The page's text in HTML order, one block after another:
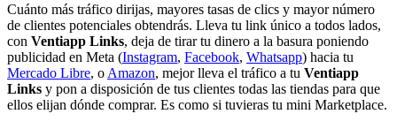
Cuánto más tráfico dirijas, mayores tasas de clics y mayor número
de clientes potenciales obtendrás. Lleva tu link único a todos lados,
con Ventiapp Links, deja de tirar tu dinero a la basura poniendo
publicidad en Meta (Instagram, Facebook, Whatsapp) hacia tu
Mercado Libre, o Amazon, mejor lleva el tráfico a tu Ventiapp
Links y pon a disposición de tus clientes todas las tiendas para que
ellos elijan dónde comprar. Es como si tuvieras tu mini Marketplace.